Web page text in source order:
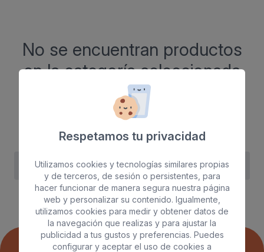
No se encuentran productos
en la categoría seleccionada
Inicio / Rediseño completo / Cocinas /
Respetamos tu privacidad
Utilizamos cookies y tecnologías similares propias
y de terceros, de sesión o persistentes, para
hacer funcionar de manera segura nuestra página
web y personalizar su contenido. Igualmente,
utilizamos cookies para medir y obtener datos de
la navegación que realizas y para ajustar la
publicidad a tus gustos y preferencias. Puedes
configurar y aceptar el uso de cookies a